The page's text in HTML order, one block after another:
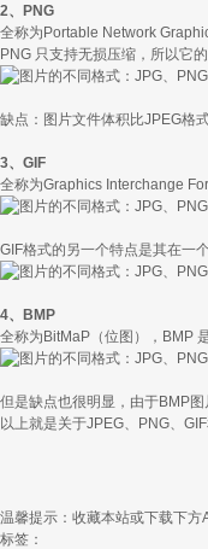
2、PNG
全称为Portable Network
PNG 只支持无损压缩，所以它
缺点：图片文件体积比JPEG格
3、GIF
全称为Graphics Interchange
GIF格式的另一个特点是其在一
4、BMP
全称为BitMaP（位图），BMP
但是缺点也很明显，由于BMP图
以上就是关于JPEG、PNG、
温馨提示：收藏本站或下载下方
标签：